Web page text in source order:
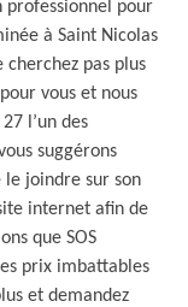
professionnel pour
à Saint Nicolas
cherchez pas plus
vous et nous
l’un des
suggérons
le joindre sur son
internet afin de
que SOS
prix imbattables
et demandez